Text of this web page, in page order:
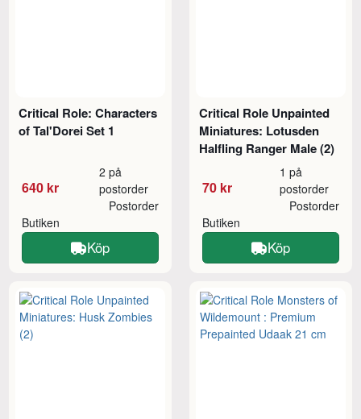
Critical Role: Characters
of Tal'Dorei Set 1
640 kr
2 på
postorder
Butiken
Postorder
Köp
Critical Role Unpainted
Miniatures: Lotusden
Halfling Ranger Male (2)
70 kr
1 på
postorder
Butiken
Postorder
Köp